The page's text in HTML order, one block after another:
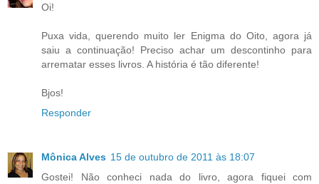
Oi!
Puxa vida, querendo muito ler Enigma do Oito, agora já
saiu a continuação! Preciso achar um descontinho para
arrematar esses livros. A história é tão diferente!
Bjos!
Responder
Mônica Alves 15 de outubro de 2011 às 18:07
Gostei! Não conheci nada do livro, agora fiquei com